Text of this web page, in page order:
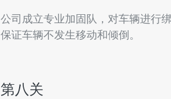
公司成立专业加固队，对车辆进行
保证车辆不发生移动和倾倒。
第八关